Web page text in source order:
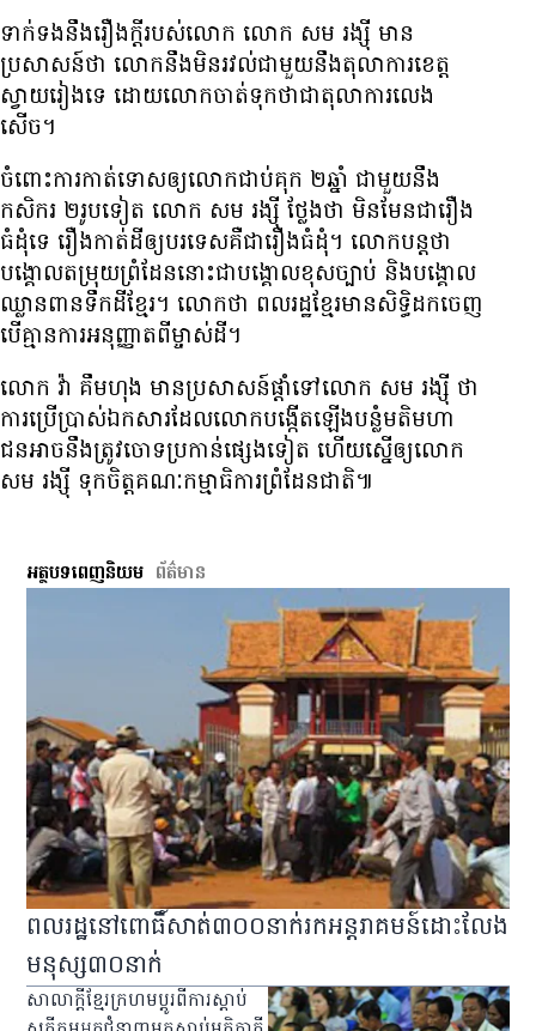
ទាក់ទង​នឹង​រឿង​ក្តី​របស់​លោក លោក សម រង្ស៊ី មាន​
ប្រសាសន៍​ថា លោក​នឹង​មិន​រវល់​ជាមួយ​នឹង​តុលាការ​ខេត្ត​
ស្វាយរៀង​ទេ ដោយ​លោក​ចាត់ទុក​ថា​ជា​តុលាការ​លេង​
សើច។
ចំពោះ​ការ​កាត់​ទោស​ឲ្យ​លោក​ជាប់​គុក ២​ឆ្នាំ ជាមួយ​នឹង​
កសិករ ២​រូប​ទៀត លោក សម រង្ស៊ី ថ្លែង​ថា មិន​មែន​ជា​រឿង​
ធំដុំ​ទេ រឿង​កាត់​ដី​ឲ្យ​បរទេស​គឺ​ជា​រឿង​ធំដុំ។ លោក​បន្ត​ថា
បង្គោល​តម្រុយ​ព្រំដែន​នោះ​ជា​បង្គោល​ខុស​ច្បាប់ និង​បង្គោល​
ឈ្លានពាន​ទឹក​ដី​ខ្មែរ។ លោក​ថា ពលរដ្ឋ​ខ្មែរ​មាន​សិទ្ធិ​ដក​ចេញ
បើ​គ្មាន​ការ​អនុញ្ញាត​ពី​ម្ចាស់​ដី។
លោក វ៉ា គឹមហុង មាន​ប្រសាសន៍​ផ្តាំ​ទៅ​លោក សម រង្ស៊ី ថា
ការ​ប្រើប្រាស់​ឯកសារ​ដែល​លោក​បង្កើត​ឡើង​បន្លំ​មតិ​មហា​
ជន​អាច​នឹង​ត្រូវ​ចោទ​ប្រកាន់​ផ្សេង​ទៀត ហើយ​ស្នើ​ឲ្យ​លោក
សម រង្ស៊ី ទុក​ចិត្ត​គណៈកម្មាធិការ​ព្រំដែន​ជាតិ៕
អត្ថបទពេញនិយម ព័ត៌មាន
ពលរដ្ឋ​នៅ​ពោធិ៍សាត់​៣០០​នាក់​រក​អន្តរាគមន៍​ដោះលែង​
មនុស្ស​៣០​នាក់
សាលាក្ដី​ខ្មែរ​ក្រហម​ប្ដូរ​​ពី​ការ​ស្ដាប់​